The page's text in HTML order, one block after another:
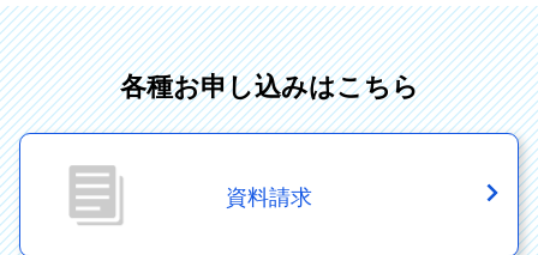
各種お申し込みはこちら
資料請求